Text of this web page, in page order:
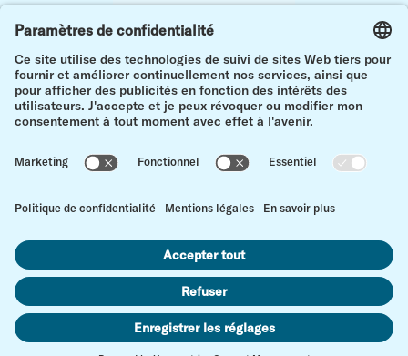
Déclaration de protection des données
Paramètres des cookies
en